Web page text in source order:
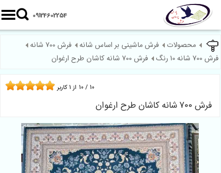
09124602254
محصولات فرش ماشینی بر اساس شانه
فرش 700 شانه
700 شانه 10 رنگ
فرش 700 شانه کاشان طرح ارغوان
فرش 700 شانه کاشان طرح ارغوان
10 / 10 از1 کاربر